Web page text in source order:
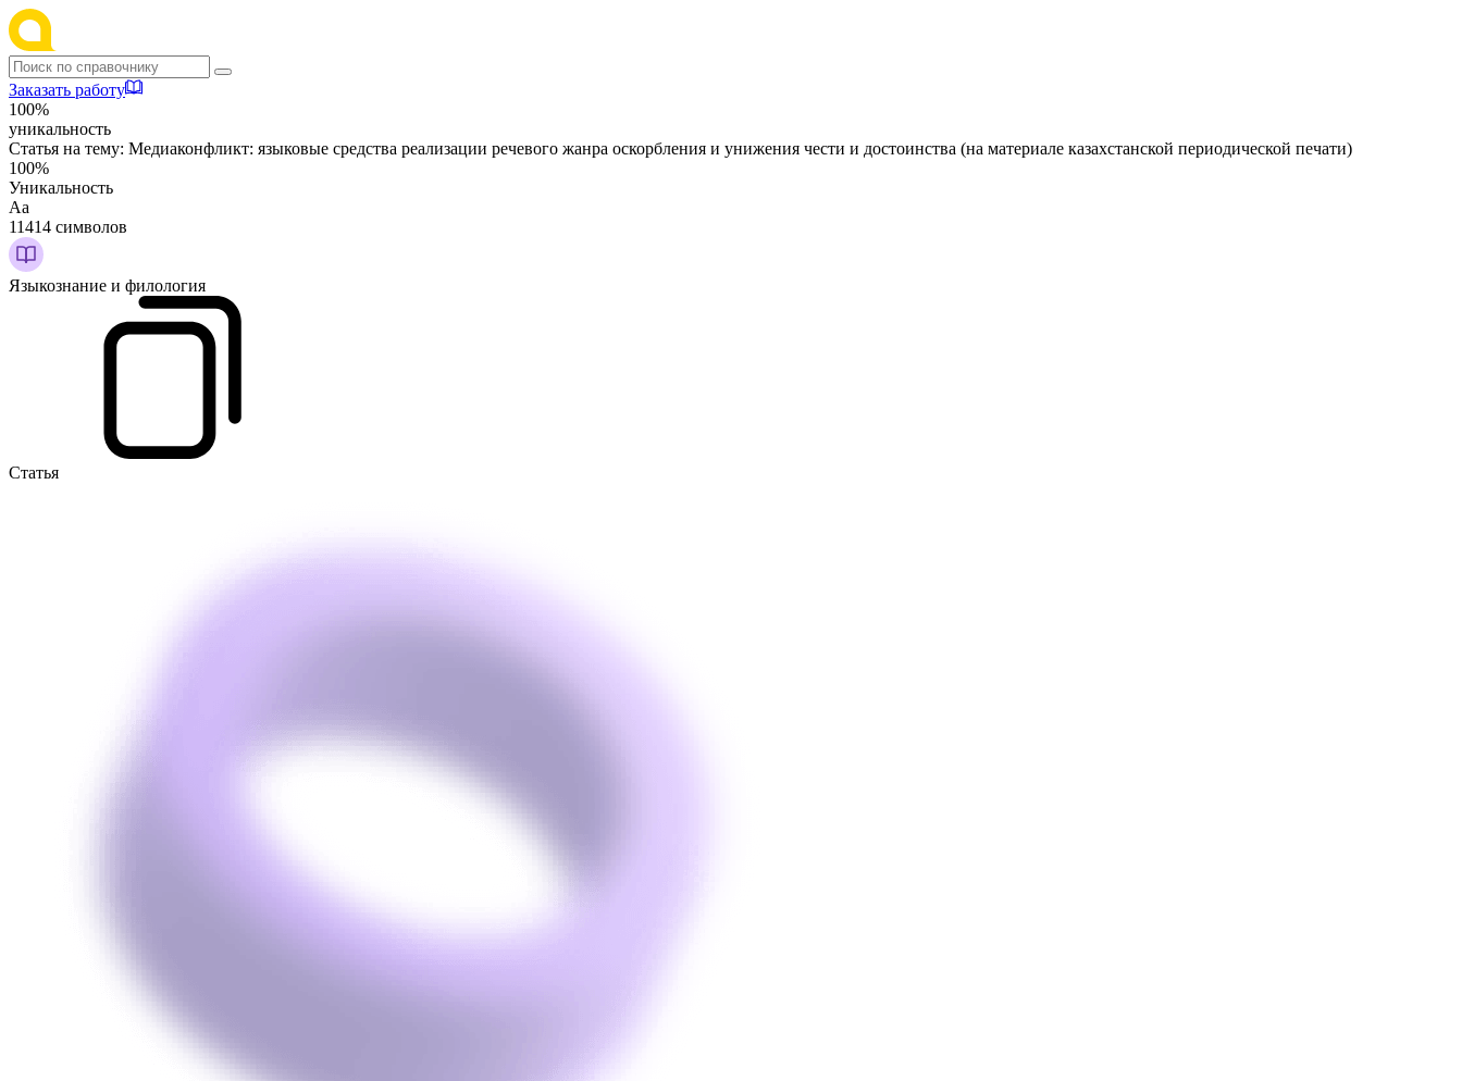
Заказать работу
100%
уникальность
Статья на тему: Медиаконфликт: языковые средства реализации речевого жанра оскорбления и унижения чести и достоинства (на материале казахстанской периодической печати)
100%
Уникальность
Аа
11414 символов
Языкознание и филология
Статья